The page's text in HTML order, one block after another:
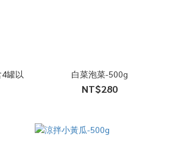
罐以
白菜泡菜-500g
NT$280